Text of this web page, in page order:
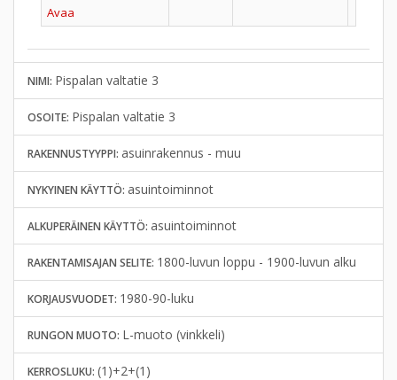
Avaa
NIMI: Pispalan valtatie 3
OSOITE: Pispalan valtatie 3
RAKENNUSTYYPPI: asuinrakennus - muu
NYKYINEN KÄYTTÖ: asuintoiminnot
ALKUPERÄINEN KÄYTTÖ: asuintoiminnot
RAKENTAMISAJAN SELITE: 1800-luvun loppu - 1900-luvun alku
KORJAUSVUODET: 1980-90-luku
RUNGON MUOTO: L-muoto (vinkkeli)
KERROSLUKU: (1)+2+(1)